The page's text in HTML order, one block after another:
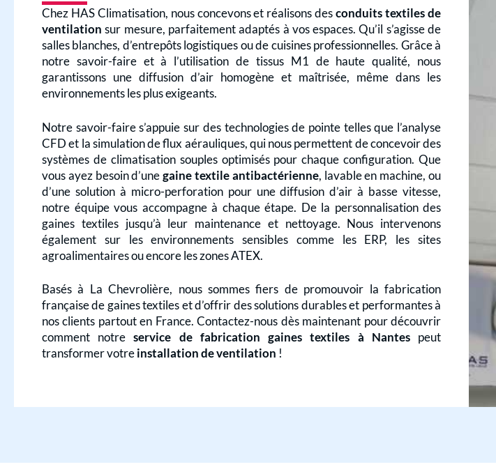
Chez HAS Climatisation, nous concevons et réalisons desconduits textiles de
ventilation sur mesure, parfaitement adaptés à vos espaces. Qu’il s’agisse de
salles blanches, d’entrepôts logistiques ou de cuisines professionnelles. Grâce à
notre savoir-faire et à l’utilisation de tissus M1 de haute qualité, nous
garantissons une diffusion d’air homogène et maîtrisée, même dans les
environnements les plus exigeants.
Notre savoir-faire s’appuie sur des technologies de pointe telles que l’analyse
CFD et la simulation de flux aérauliques, qui nous permettent de concevoir des
systèmes de climatisation souples optimisés pour chaque configuration. Que
vous ayez besoin d’unegaine textile antibactérienne, lavable en machine, ou
d’une solution à micro-perforation pour une diffusion d’air à basse vitesse,
notre équipe vous accompagne à chaque étape. De la personnalisation des
gaines textiles jusqu’à leur maintenance et nettoyage. Nous intervenons
également sur les environnements sensibles comme les ERP, les sites
agroalimentaires ou encore les zones ATEX.
Basés à La Chevrolière, nous sommes fiers de promouvoir la fabrication
française de gaines textiles et d’offrir des solutions durables et performantes à
nos clients partout en France. Contactez-nous dès maintenant pour découvrir
comment notreservice de fabrication gaines textiles à Nantespeut
transformer votreinstallation de ventilation !